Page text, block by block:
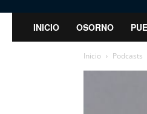
INICIO OSORNO
Inicio Podcasts